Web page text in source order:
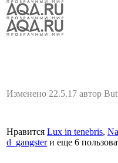
Изменено 22.5.17 автор
Нравится Lux in tenebris,
d_gangsterи еще 6